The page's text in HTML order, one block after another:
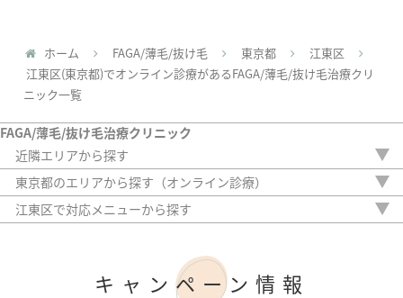
ホーム FAGA/薄毛/抜け毛 東京都
江東区
江東区(東京都)でオンライン診療があるFAGA/薄毛/抜け毛治療クリ
ニック一覧
FAGA/薄毛/抜け毛治療クリニック
近隣エリアから探す
茨城県
栃木県
群馬県
東京都のエリアから探す（オンライン診療）
新宿区
中央区
江東区で対応メニューから探す
キャンペーン情報